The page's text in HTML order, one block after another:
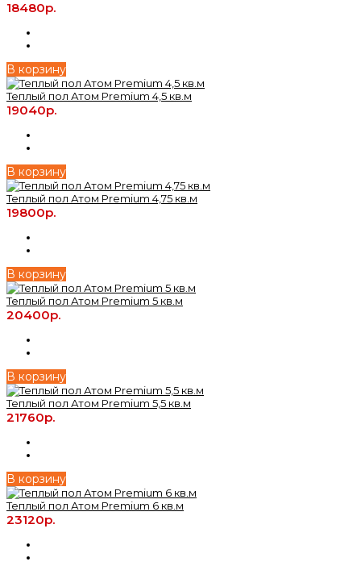
18480р.
В корзину
Теплый пол Атом Premium 4,5 кв.м
19040р.
В корзину
Теплый пол Атом Premium 4,75 кв.м
19800р.
В корзину
Теплый пол Атом Premium 5 кв.м
20400р.
В корзину
Теплый пол Атом Premium 5,5 кв.м
21760р.
В корзину
Теплый пол Атом Premium 6 кв.м
23120р.